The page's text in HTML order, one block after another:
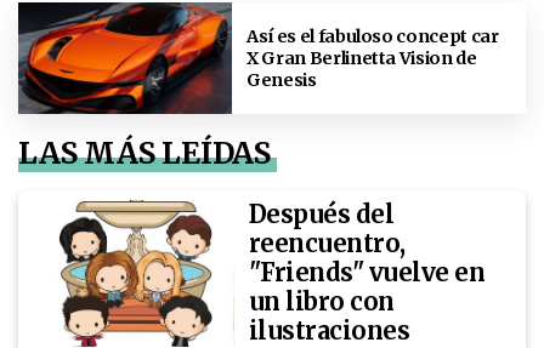
Así es el fabuloso concept car
X Gran Berlinetta Vision de
Genesis
LAS MÁS LEÍDAS
Después del
reencuentro,
"Friends" vuelve en
un libro con
ilustraciones